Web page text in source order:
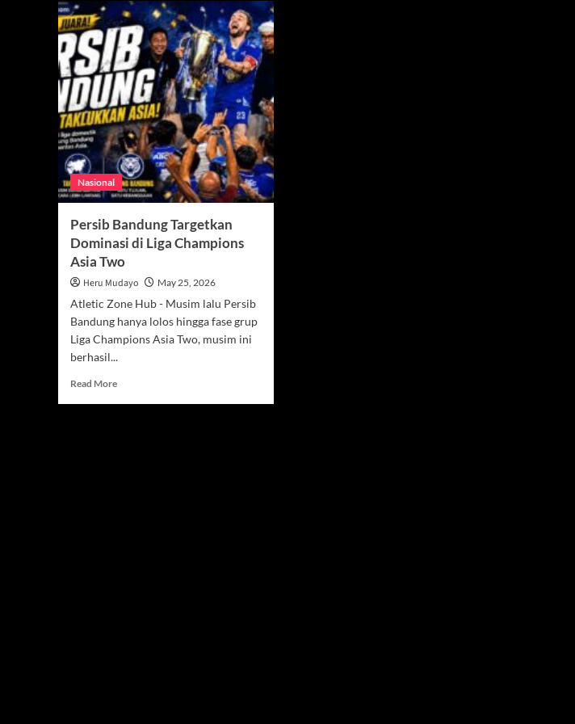
Nasional
Persib Bandung Targetkan
Dominasi di Liga Champions
Asia Two
Heru Mudayo May 25, 2026
Atletic Zone Hub - Musim lalu Persib
Bandung hanya lolos hingga fase grup
Liga Champions Asia Two, musim ini
berhasil...
Read MoreRead